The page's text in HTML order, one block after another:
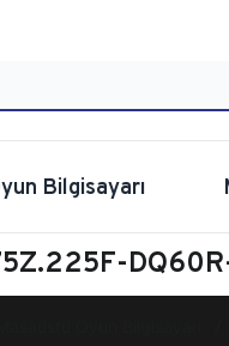
Bilgisayarı